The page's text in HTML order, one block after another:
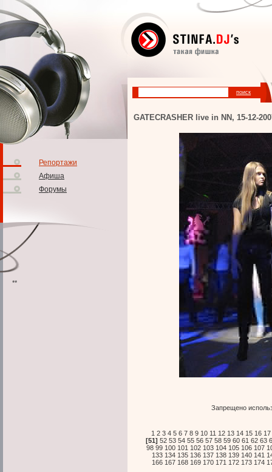
Репортажи
Афиша
Форумы
**
GATECRASHER live in NN, 15-12-
Запрещено
1 2 3 4 5 6 7 8 9 10 11 12 13 14 15 16 17
[51] 52 53 54 55 56 57 58 59 60 61 62 63
98 99 100 101 102 103 104 105 106 107
133 134 135 136 137 138 139 140 141
166 167 168 169 170 171 172 173 174